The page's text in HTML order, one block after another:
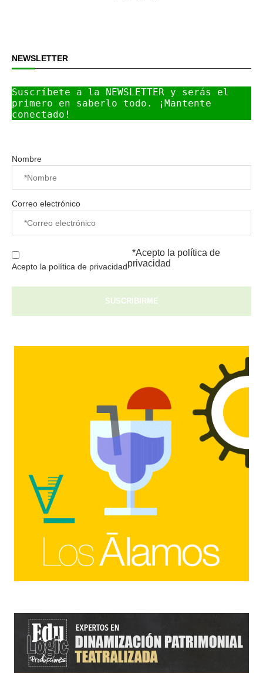
NEWSLETTER
Suscríbete a la NEWSLETTER y serás el
primero en saberlo todo. ¡Mantente
conectado!
Nombre
Correo electrónico
Acepto la política de privacidad
*Acepto la política de
privacidad